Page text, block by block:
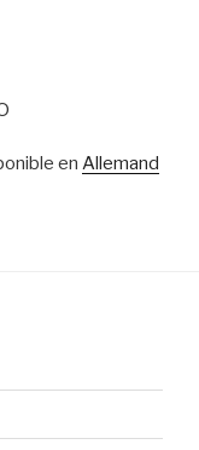
en Allemand